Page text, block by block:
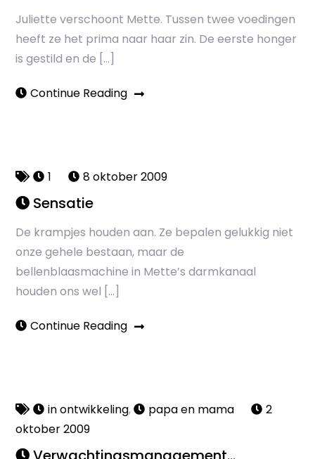
Juliette verschoont Mette. Tussen twee voedingen
heeft ze het prima naar haar zin. De eerste honger
is gestild en de […]
Continue Reading
1 8 oktober 2009
Sensatie
De krampjes houden aan. Ze bepalen gelukkig niet
onze gehele bestaan, maar de
bellenblaasmachine in Mette’s darmkanaal
houden ons wel […]
Continue Reading
in ontwikkeling, papa en mama
2
oktober 2009